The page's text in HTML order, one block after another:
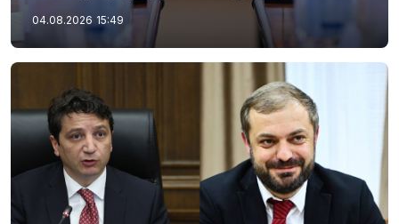
04.08.2026 15:49